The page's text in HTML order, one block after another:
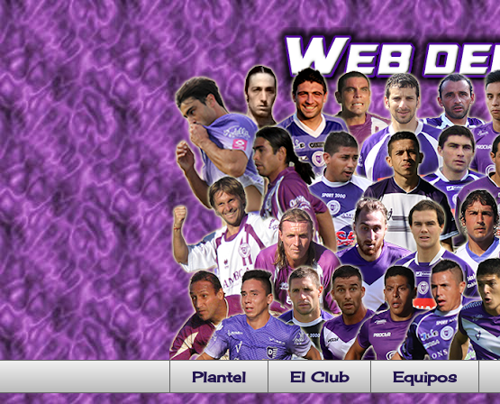
Plantel El Club Equipos